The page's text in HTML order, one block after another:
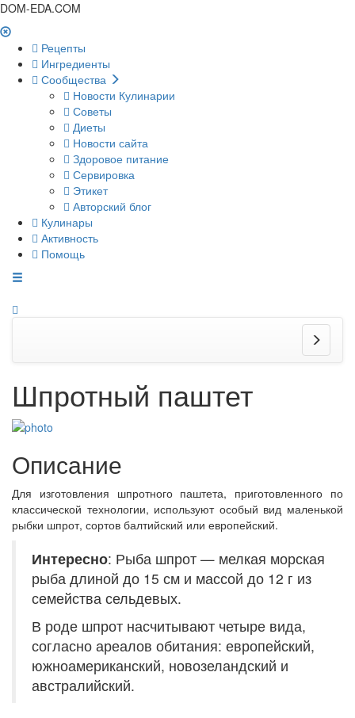
DOM-EDA.COM
Рецепты
Ингредиенты
Сообщества
Новости Кулинарии
Советы
Диеты
Новости сайта
Здоровое питание
Сервировка
Этикет
Авторский блог
Кулинары
Активность
Помощь
Шпротный паштет
Описание
Для изготовления шпротного паштета, приготовленного по
классической технологии, используют особый вид маленькой
рыбки шпрот, сортов балтийский или европейский.
Интересно: Рыба шпрот — мелкая морская
рыба длиной до 15 см и массой до 12 г из
семейства сельдевых.
В роде шпрот насчитывают четыре вида,
согласно ареалов обитания: европейский,
южноамериканский, новозеландский и
австралийский.